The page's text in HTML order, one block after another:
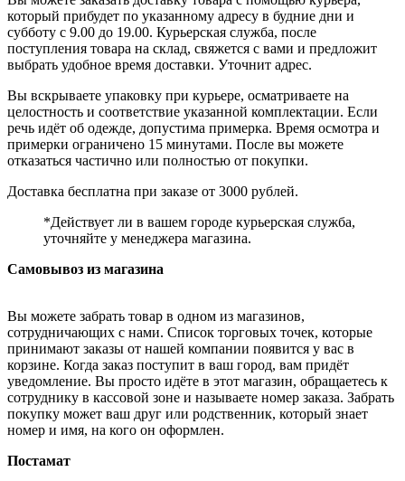
который прибудет по указанному адресу в будние дни и
субботу с 9.00 до 19.00. Курьерская служба, после
поступления товара на склад, свяжется с вами и предложит
выбрать удобное время доставки. Уточнит адрес.
Вы вскрываете упаковку при курьере, осматриваете на
целостность и соответствие указанной комплектации. Если
речь идёт об одежде, допустима примерка. Время осмотра и
примерки ограничено 15 минутами. После вы можете
отказаться частично или полностью от покупки.
Доставка бесплатна при заказе от 3000 рублей.
*Действует ли в вашем городе курьерская служба,
уточняйте у менеджера магазина.
Самовывоз из магазина
Вы можете забрать товар в одном из магазинов,
сотрудничающих с нами. Список торговых точек, которые
принимают заказы от нашей компании появится у вас в
корзине. Когда заказ поступит в ваш город, вам придёт
уведомление. Вы просто идёте в этот магазин, обращаетесь к
сотруднику в кассовой зоне и называете номер заказа. Забрать
покупку может ваш друг или родственник, который знает
номер и имя, на кого он оформлен.
Постамат